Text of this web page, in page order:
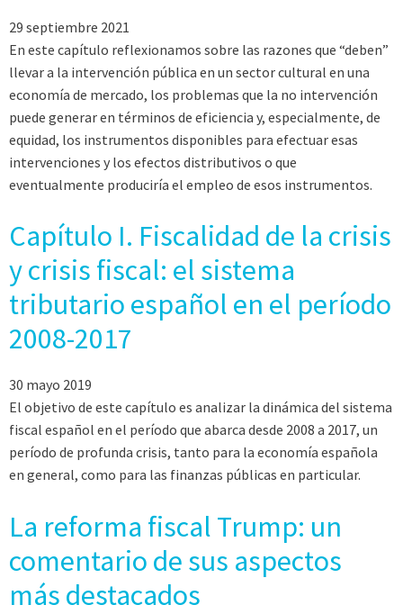
29 septiembre 2021
En este capítulo reflexionamos sobre las razones que “deben”
llevar a la intervención pública en un sector cultural en una
economía de mercado, los problemas que la no intervención
puede generar en términos de eficiencia y, especialmente, de
equidad, los instrumentos disponibles para efectuar esas
intervenciones y los efectos distributivos o que
eventualmente produciría el empleo de esos instrumentos.
Capítulo I. Fiscalidad de la crisis
y crisis fiscal: el sistema
tributario español en el período
2008-2017
30 mayo 2019
El objetivo de este capítulo es analizar la dinámica del sistema
fiscal español en el período que abarca desde 2008 a 2017, un
período de profunda crisis, tanto para la economía española
en general, como para las finanzas públicas en particular.
La reforma fiscal Trump: un
comentario de sus aspectos
más destacados